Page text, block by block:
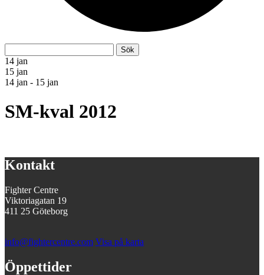
efter:
Sök
14 jan
15 jan
14 jan - 15 jan
SM-kval 2012
Kontakt
Fighter Centre
Viktoriagatan 19
411 25 Göteborg
info@fightercentre.com Visa på karta
Öppettider